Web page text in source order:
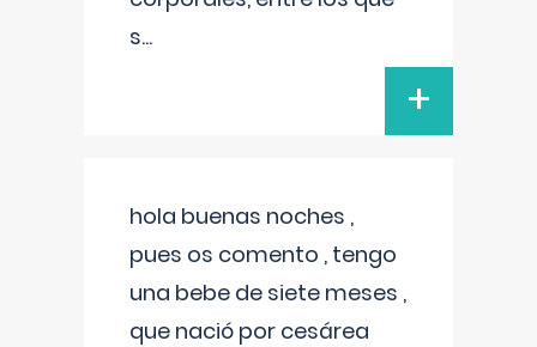
s...
+
hola buenas noches ,
pues os comento , tengo
una bebe de siete meses ,
que nació por cesárea